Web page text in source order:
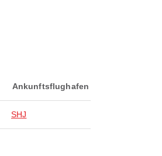
Ankunftsflughafen
SHJ